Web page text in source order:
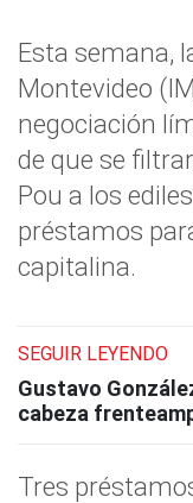
Esta semana,
Montevideo
negociación
de que se
Pou a los
préstamos
capitalina.
SEGUIR LEYENDO
Gustavo
cabeza
Tres